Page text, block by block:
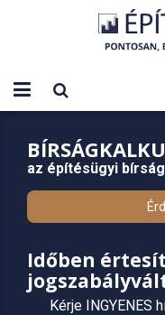
az építésügyi
Időben
Kérje INGYENES